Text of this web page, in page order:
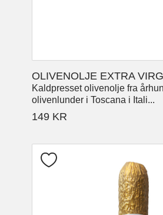
OLIVENOLJE EXTRA
Kaldpresset olivenolje fra
olivenlunder i Toscana i Itali...
149 KR